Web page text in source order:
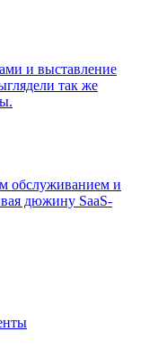
и выставление
так же
обслуживанием и
дюжину SaaS-